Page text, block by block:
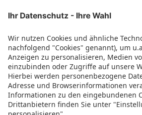
Monica Isabel Beach Club 3*
Luna Olympus
Orada Apartamentos Turísticos -
Wyndham Residences Alvor Beach
Marina Rio